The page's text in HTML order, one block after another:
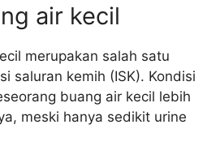
air kecil
merupakan salah satu
saluran kemih (ISK). Kondisi
buang air kecil lebih
meski hanya sedikit urine